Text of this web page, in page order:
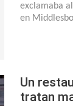
exclamaba
en
Un
tratan